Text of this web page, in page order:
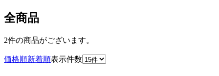
全商品
2件の商品がございます。
価格順新着順表示件数